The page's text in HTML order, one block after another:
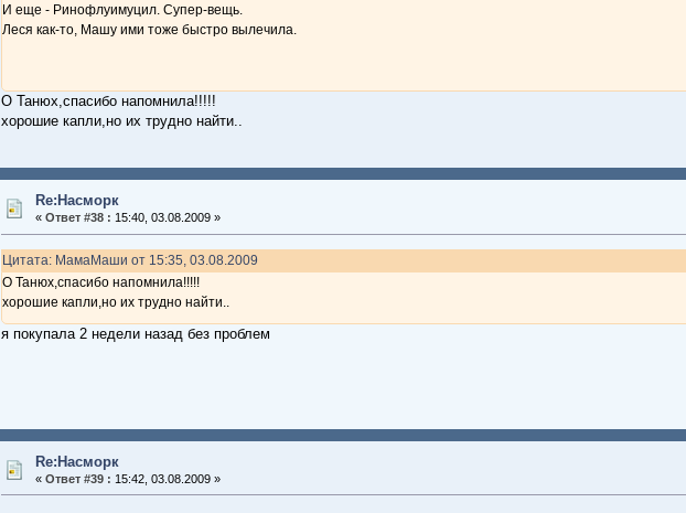
И еще - Ринофлуимуцил. Супер-вещь.
Леся как-то, Машу ими тоже быстро вылечила.
О Танюх,спасибо напомнила!!!!!
хорошие капли,но их трудно найти..
Re:Насморк
« Ответ #38 : 15:40, 03.08.2009 »
Цитата: МамаМаши от 15:35, 03.08.2009
О Танюх,спасибо напомнила!!!!!
хорошие капли,но их трудно найти..
я покупала 2 недели назад без проблем
Re:Насморк
« Ответ #39 : 15:42, 03.08.2009 »